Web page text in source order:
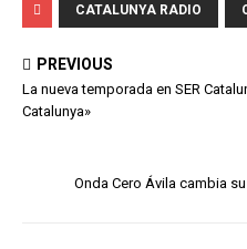
CATALUNYA RADIO
PREVIOUS
La nueva temporada en SER
Catalunya»
Onda Cero Ávila cambia